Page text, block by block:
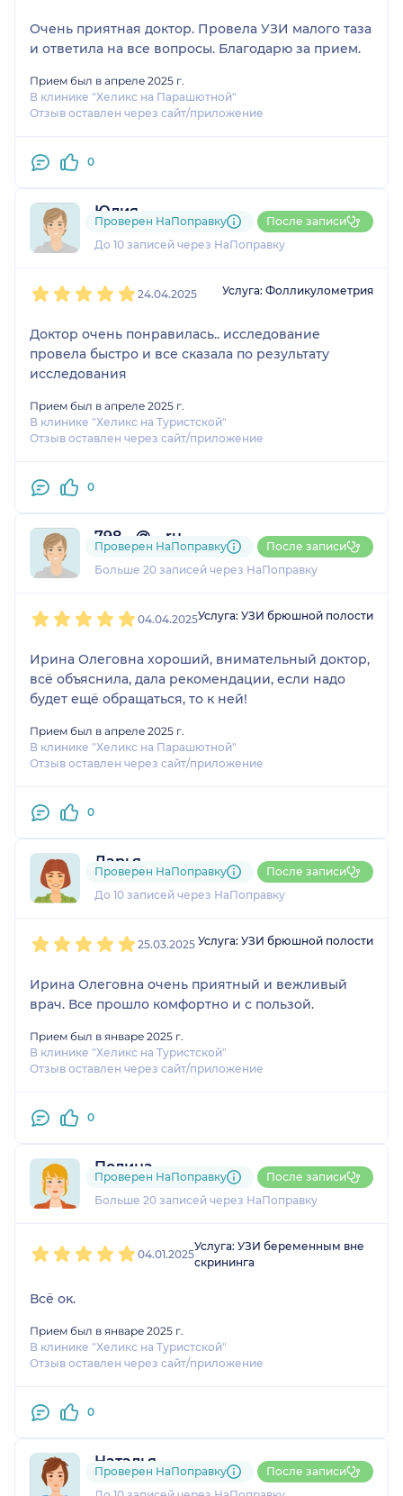
Очень приятная доктор. Провела УЗИ малого таза
и ответила на все вопросы. Благодарю за прием.
Прием был в апреле 2025 г.
В клинике "Хеликс на Парашютной"
Отзыв оставлен через сайт/приложение
0
Юлия
2 отзыва
До 10 записей через НаПоправку
Проверен НаПоправку После записи
24.04.2025 Услуга: Фолликулометрия
Доктор очень понравилась.. исследование
провела быстро и все сказала по результату
исследования
Прием был в апреле 2025 г.
В клинике "Хеликс на Туристской"
Отзыв оставлен через сайт/приложение
0
798....@....ru
3 отзываи 8 оценок
Больше 20 записей через НаПоправку
Проверен НаПоправку После записи
04.04.2025Услуга: УЗИ брюшной полости
Ирина Олеговна хороший, внимательный доктор,
всё объяснила, дала рекомендации, если надо
будет ещё обращаться, то к ней!
Прием был в апреле 2025 г.
В клинике "Хеликс на Парашютной"
Отзыв оставлен через сайт/приложение
0
Дарья
3 отзываи 1 оценка
До 10 записей через НаПоправку
Проверен НаПоправку После записи
25.03.2025 Услуга: УЗИ брюшной полости
Ирина Олеговна очень приятный и вежливый
врач. Все прошло комфортно и с пользой.
Прием был в январе 2025 г.
В клинике "Хеликс на Туристской"
Отзыв оставлен через сайт/приложение
0
Полина
22 отзыва и1 оценка
Больше 20 записей через НаПоправку
Проверен НаПоправку После записи
04.01.2025
Услуга: УЗИ беременным вне
скрининга
Всё ок.
Прием был в январе 2025 г.
В клинике "Хеликс на Туристской"
Отзыв оставлен через сайт/приложение
0
Наталья
4 отзываи1 оценка
Проверен НаПоправку После записи